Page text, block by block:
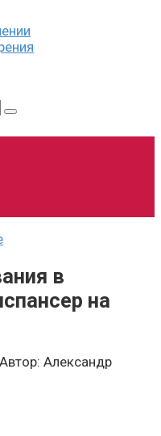
в
на
Автор: Александр